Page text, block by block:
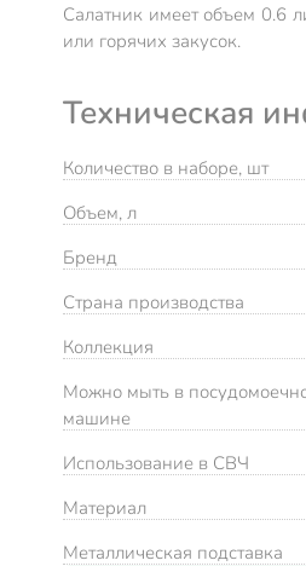
Салатник имеет объем 0.6
или горячих закусок.
Техническая
Количество в наборе, шт
Объем, л
Бренд
Страна производства
Коллекция
Можно мыть в
машине
Использование в СВЧ
Материал
Металлическая подставка